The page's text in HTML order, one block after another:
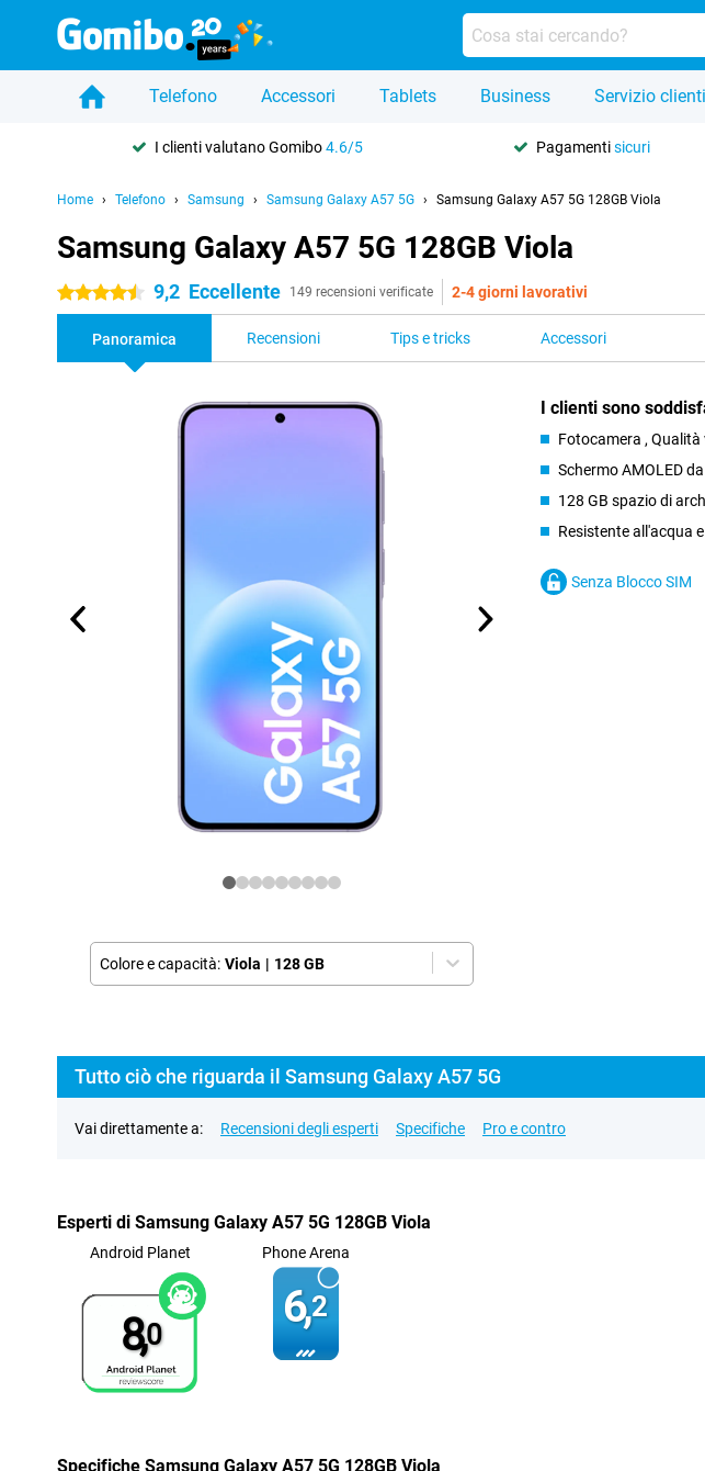
Telefono Accessori Tablets Business Servizio clienti
I clienti valutano Gomibo4.6/5 Pagamentisicuri
Home Telefono Samsung Samsung Galaxy A57 5G Samsung Galaxy A57 5G 128GB Viola
Samsung Galaxy A57 5G 128GB Viola
4.5 stelle 9,2 Eccellente 149 recensioni verificate 2-4 giorni lavorativi
Panoramica Recensioni Tips e tricks Accessori
Colore e capacità: Viola | 128 GB
I clienti sono
Fotocamera , Qualità
Schermo AMOLED
128 GB spazio di
Resistente all'acqua
Senza Blocco SIM
Tutto ciò che riguarda il Samsung Galaxy A57 5G
Vai direttamente a: Recensioni degli esperti Specifiche Pro e contro
Esperti di Samsung Galaxy A57 5G 128GB Viola
Android Planet
8,0
Phone Arena
6,2
Specifiche Samsung Galaxy A57 5G 128GB Viola